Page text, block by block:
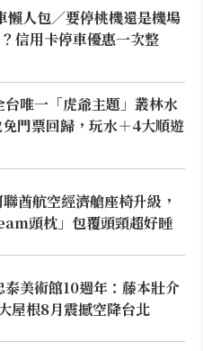
懶人包／要停桃機還是機場
信用卡停車優惠一次整
台唯一「虎爺主題」叢林水
門票回歸，玩水＋4大順遊
酋航空經濟艙座椅升級，
頭枕」包覆頭頸超好睡
美術館10週年：藤本壯介
屋根8月震撼空降台北